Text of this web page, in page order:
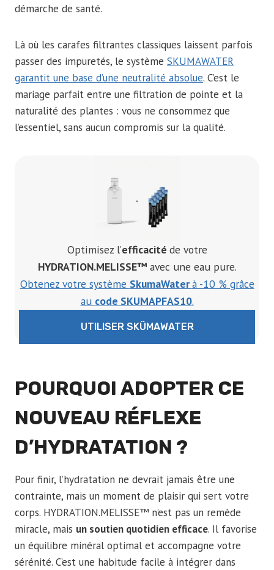
démarche de santé.
Là où les carafes filtrantes classiques laissent parfois
passer des impuretés, le système SKUMAWATER
garantit une base d’une neutralité absolue. C’est le
mariage parfait entre une filtration de pointe et la
naturalité des plantes : vous ne consommez que
l’essentiel, sans aucun compromis sur la qualité.
Optimisez l’efficacité de votre
HYDRATION.MELISSE™ avec une eau pure.
Obtenez votre système SkumaWaterà -10 % grâce
au code SKUMAPFAS10.
UTILISER SKÜMAWATER
POURQUOI ADOPTER CE
NOUVEAU RÉFLEXE
D’HYDRATATION ?
Pour finir, l’hydratation ne devrait jamais être une
contrainte, mais un moment de plaisir qui sert votre
corps. HYDRATION.MELISSE™ n’est pas un remède
miracle, mais un soutien quotidien efficace. Il favorise
un équilibre minéral optimal et accompagne votre
sérénité. C’est une habitude facile à intégrer dans